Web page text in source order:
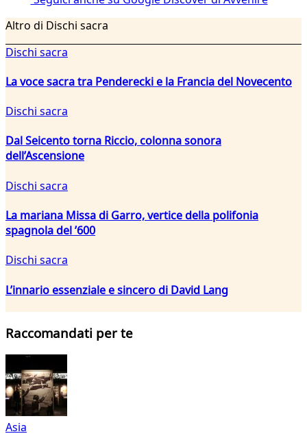
Altro di Dischi sacra
Dischi sacra
La voce sacra tra Penderecki e la Francia del Novecento
Dischi sacra
Dal Seicento torna Riccio, colonna sonora
dell’Ascensione
Dischi sacra
La mariana Missa di Garro, vertice della polifonia
spagnola del ’600
Dischi sacra
L’innario essenziale e sincero di David Lang
Raccomandati per te
Asia